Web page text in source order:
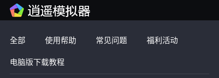
全部 使用帮助 常见问题 福利活动
电脑版下载教程